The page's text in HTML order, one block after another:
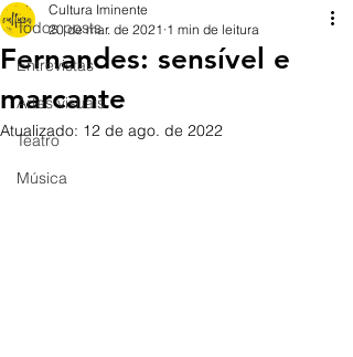
Todos posts
Entrevistas
Artes visuais
Teatro
Música
Fernandes: sensível e
marcante
Cultura Iminente
20 de mar. de 2021 1 min de leitura
Atualizado: 12 de ago. de 2022